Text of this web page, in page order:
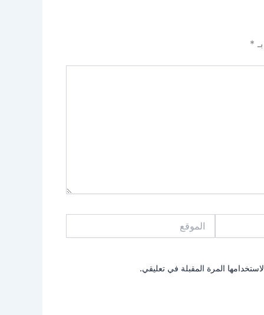
*
المرة المقبلة في تعليقي.